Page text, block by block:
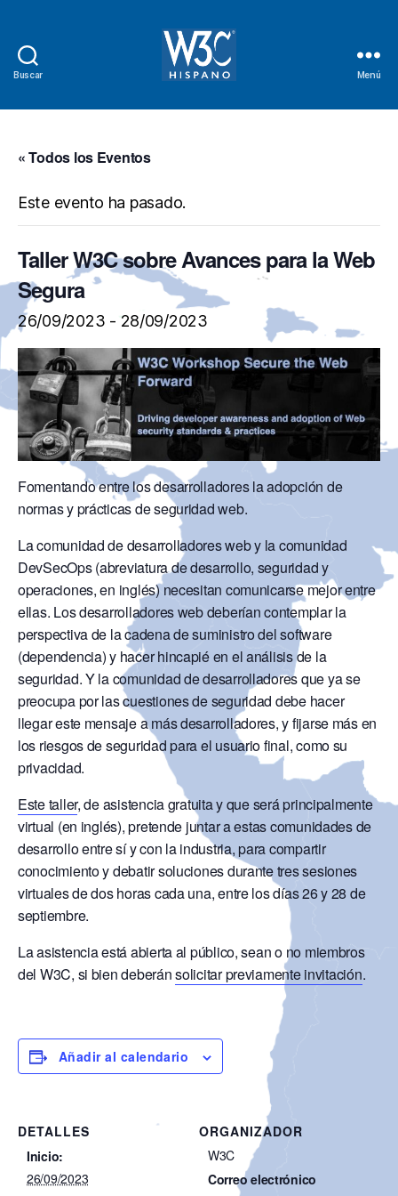
Buscar
Hispano
Menú
« Todos los Eventos
Este evento ha pasado.
Taller W3C sobre Avances para la Web
Segura
26/09/2023 -28/09/2023
Fomentando entre los desarrolladores la adopción de
normas y prácticas de seguridad web.
La comunidad de desarrolladores web y la comunidad
DevSecOps (abreviatura de desarrollo, seguridad y
operaciones, en inglés) necesitan comunicarse mejor entre
ellas. Los desarrolladores web deberían contemplar la
perspectiva de la cadena de suministro del software
(dependencia) y hacer hincapié en el análisis de la
seguridad. Y la comunidad de desarrolladores que ya se
preocupa por las cuestiones de seguridad debe hacer
llegar este mensaje a más desarrolladores, y fijarse más en
los riesgos de seguridad para el usuario final, como su
privacidad.
Este taller, de asistencia gratuita y que será principalmente
virtual (en inglés), pretende juntar a estas comunidades de
desarrollo entre sí y con la industria, para compartir
conocimiento y debatir soluciones durante tres sesiones
virtuales de dos horas cada una, entre los días 26 y 28 de
septiembre.
La asistencia está abierta al público, sean o no miembros
del W3C, si bien deberánsolicitar previamente invitación.
Añadir al calendario
DETALLES
Inicio:
26/09/2023
ORGANIZADOR
W3C
Correo electrónico